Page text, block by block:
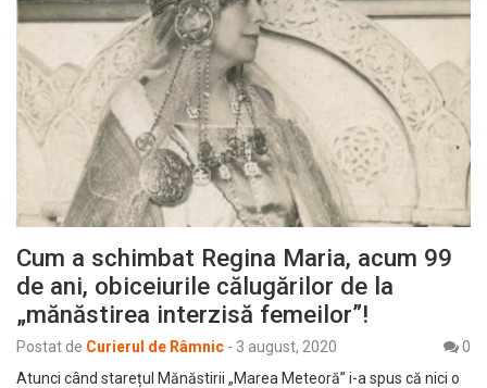
Cum a schimbat Regina Maria, acum 99
de ani, obiceiurile călugărilor de la
„mănăstirea interzisă femeilor”!
Postat de Curierul de Râmnic - 3 august, 2020
0
Atunci când starețul Mănăstirii „Marea Meteoră” i-a spus că nici o